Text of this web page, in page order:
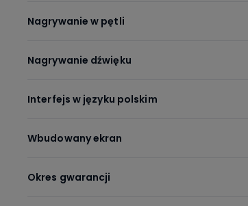
Nagrywanie w pętli
Nagrywanie dźwięku
Interfejs w języku polskim
Wbudowany ekran
Okres gwarancji